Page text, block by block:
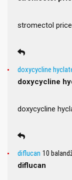
stromectol
doxycycline
doxycycline
doxycycline
diflucan 10
diflucan